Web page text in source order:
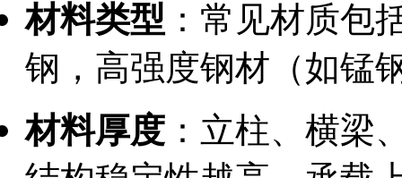
材料类型 ：常见材质
钢，高强度钢材（如锰
材料厚度 ：立柱、横梁